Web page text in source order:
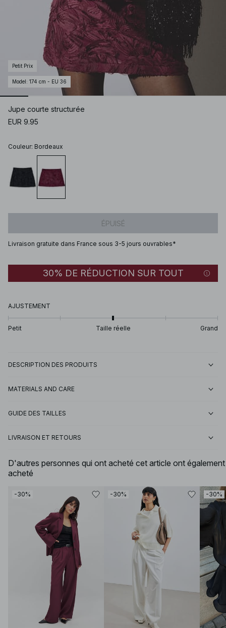
Petit Prix
Model : 174 cm - EU 36
Jupe courte structurée
EUR 9.95
Couleur: Bordeaux
ÉPUISÉ
Livraison gratuite dans France sous 3-5 jours ouvrables*
30% DE RÉDUCTION SUR TOUT
AJUSTEMENT
Petit Taille réelle Grand
DESCRIPTION DES PRODUITS
MATERIALS AND CARE
GUIDE DES TAILLES
LIVRAISON ET RETOURS
D'autres personnes qui ont acheté cet article ont également
acheté
-30% -30% -30%